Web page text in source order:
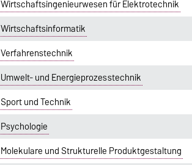
Wirtschaftsingenieurwesen für Elektrotechnik
Wirtschaftsinformatik
Verfahrenstechnik
Umwelt- und Energieprozesstechnik
Sport und Technik
Psychologie
Molekulare und Strukturelle Produktgestaltung